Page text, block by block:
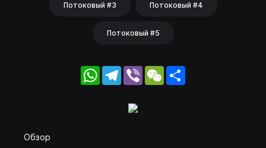
Потоковый #3 Потоковый #4
Потоковый #5
WhatsApp
Telegram
Viber WeChat
Обзор